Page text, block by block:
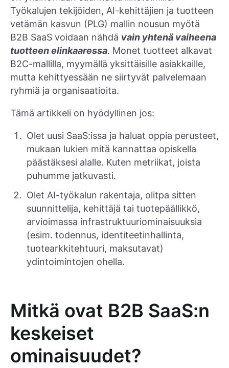
Työkalujen tekijöiden, AI-kehittäjien ja tuotteen
vetämän kasvun (PLG) mallin nousun myötä
B2B SaaS voidaan nähdä vain yhtenä vaiheena
tuotteen elinkaaressa. Monet tuotteet alkavat
B2C-mallilla, myymällä yksittäisille asiakkaille,
mutta kehittyessään ne siirtyvät palvelemaan
ryhmiä ja organisaatioita.
Tämä artikkeli on hyödyllinen jos:
Olet uusi SaaS:issa ja haluat oppia perusteet,
mukaan lukien mitä kannattaa opiskella
päästäksesi alalle. Kuten metriikat, joista
puhumme jatkuvasti.
Olet AI-työkalun rakentaja, olitpa sitten
suunnittelija, kehittäjä tai tuotepäällikkö,
arvioimassa infrastruktuuriominaisuuksia
(esim. todennus, identiteetinhallinta,
tuotearkkitehtuuri, maksutavat)
ydintoimintojen ohella.
Mitkä ovat B2B SaaS:n
keskeiset
ominaisuudet?